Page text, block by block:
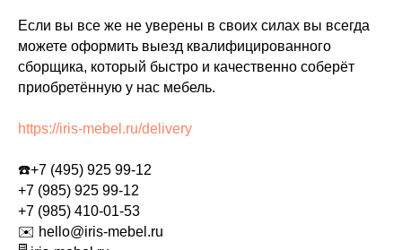
Если вы все же не уверены в своих силах вы всегда
можете оформить выезд квалифицированного
сборщика, который быстро и качественно соберёт
приобретённую у нас мебель.
https://iris-mebel.ru/delivery
☎️+7 (495) 925 99-12
+7 (985) 925 99-12
+7 (985) 410-01-53
✉️ hello@iris-mebel.ru